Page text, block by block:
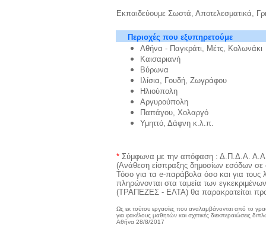
Εκπαιδεύουμε Σωστά, Αποτελεσματικά,
Περιοχές που εξυπηρετούμε
Αθήνα - Παγκράτι, Μέτς, Κολωνάκι
Καισαριανή
Βύρωνα
Ιλίσια, Γουδή, Ζωγράφου
Ηλιούπολη
Αργυρούπολη
Παπάγου, Χολαργό
Υμηττό, Δάφνη κ.λ.π.
* Σύμφωνα με την απόφαση : Δ.Π.Δ.Α.
(Ανάθεση είσπραξης δημοσίων εσόδων σε
Τόσο για τα e-παράβολα όσο και για τους
πληρώνονται στα ταμεία των
(ΤΡΑΠΕΖΕΣ - ΕΛΤΑ) θα παρακρατείται
Ως εκ τούτου εργασίες που αναλαμβάνονται από το
για φακέλους μαθητών και σχετικές διεκπεραιώσεις
Αθήνα 28/8/2017